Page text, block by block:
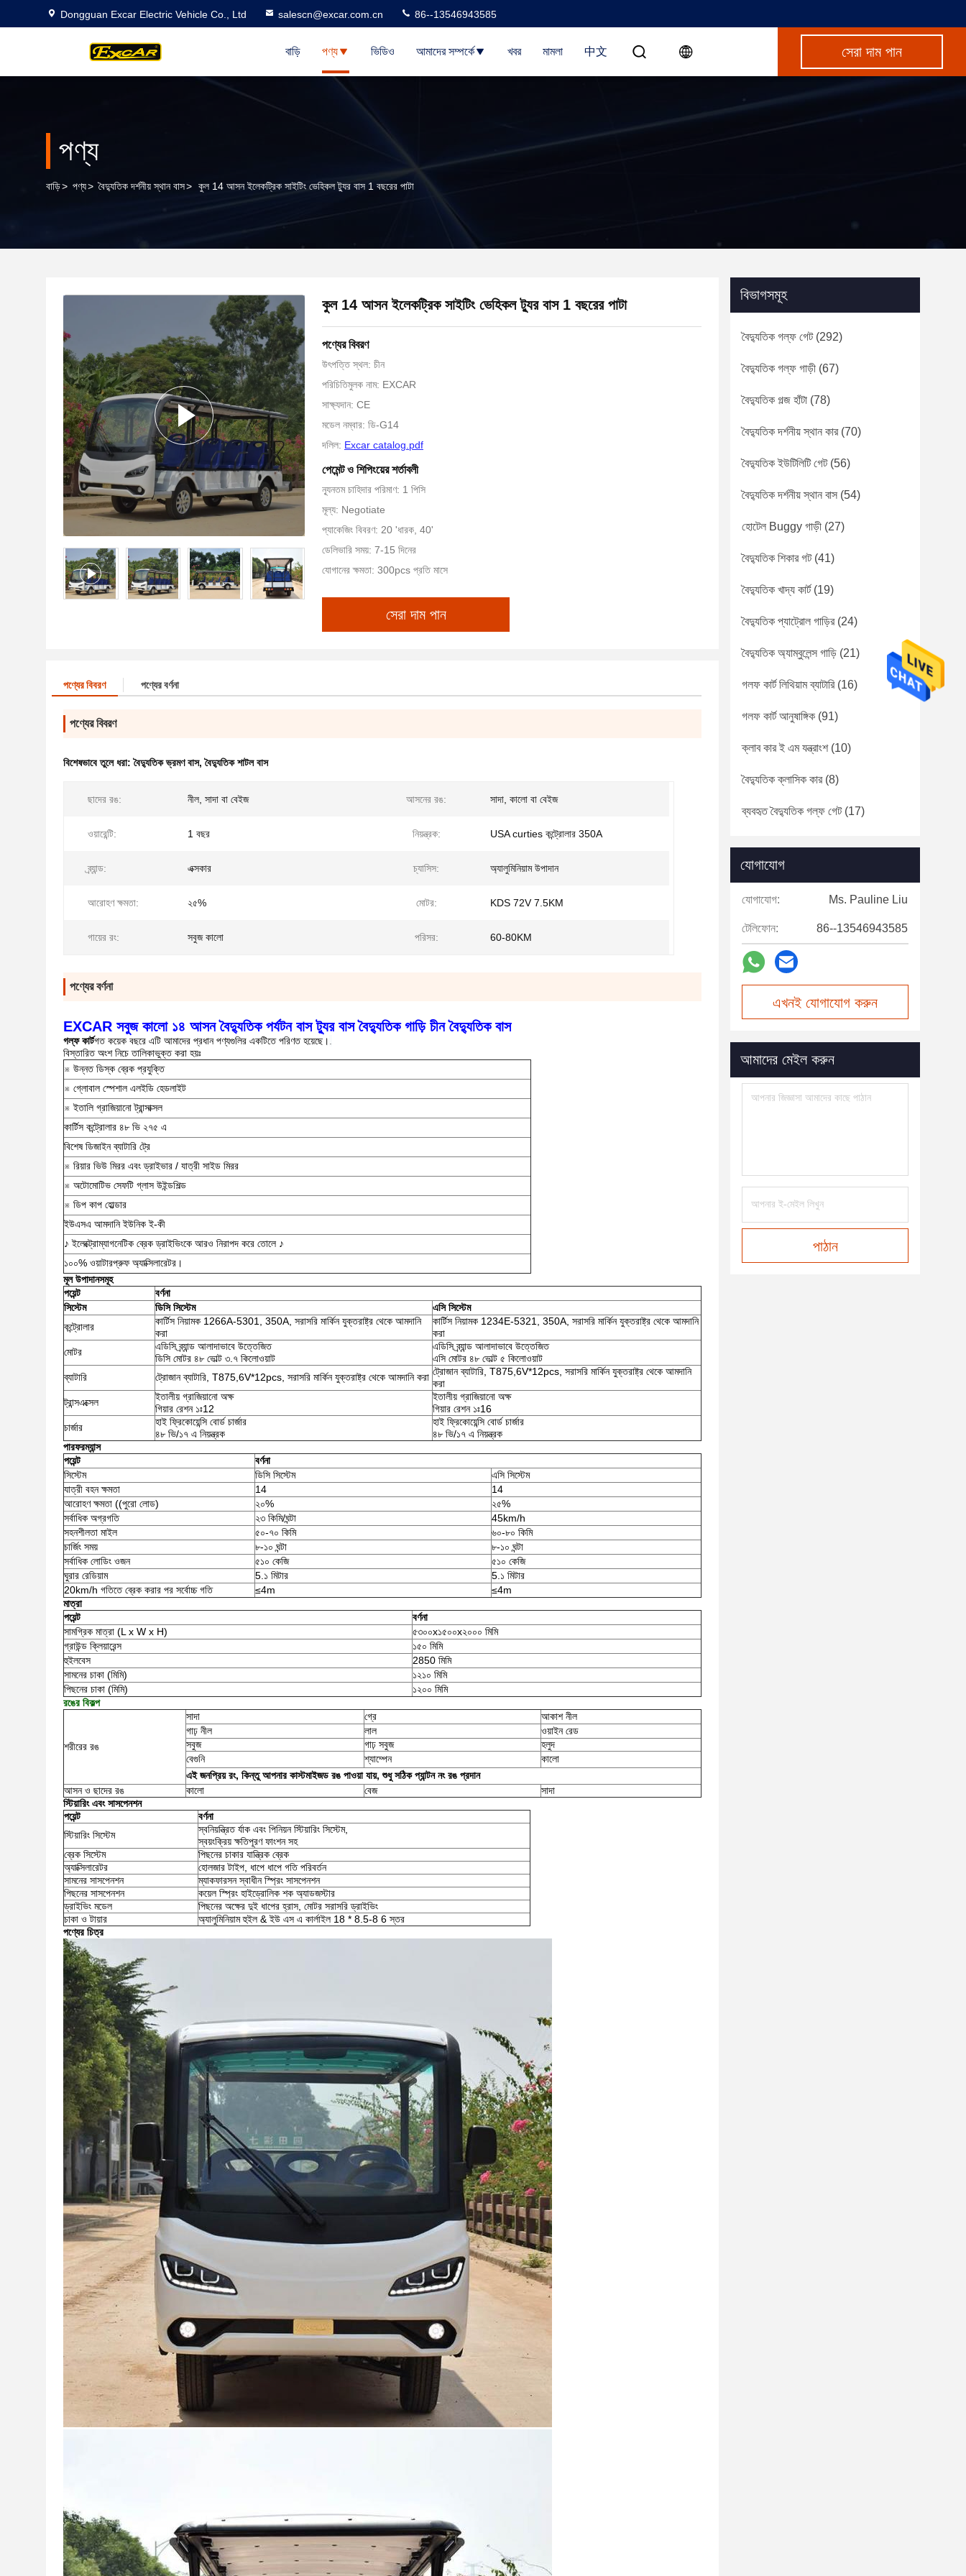
Dongguan Excar Electric Vehicle Co., Ltd salescn@excar.com.cn 86--13546943585
বাড়ি পণ্য ভিডিও আমাদের সম্পর্কে খবর মামলা 中文 সেরা দাম পান
পণ্য
বাড়ি> পণ্য> বৈদ্যুতিক দর্শনীয় স্থান বাস> কুল 14 আসন ইলেকট্রিক সাইটিং ভেহিকল ট্যুর বাস 1 বছরের পাটা
কুল 14 আসন ইলেকট্রিক সাইটিং ভেহিকল ট্যুর বাস 1 বছরের পাটা
পণ্যের বিবরণ
উৎপত্তি স্থল: চীন
পরিচিতিমুলক নাম: EXCAR
সাক্ষ্যদান: CE
মডেল নম্বার: ডি-G14
দলিল: Excar catalog.pdf
পেমেন্ট ও শিপিংয়ের শর্তাবলী
ন্যূনতম চাহিদার পরিমাণ: 1 পিসি
মূল্য: Negotiate
প্যাকেজিং বিবরণ: 20 'ধারক, 40'
ডেলিভারি সময়: 7-15 দিনের
যোগানের ক্ষমতা: 300pcs প্রতি মাসে
সেরা দাম পান
পণ্যের বিবরণ পণ্যের বর্ণনা
পণ্যের বিবরণ
বিশেষভাবে তুলে ধরা:বৈদ্যুতিক ভ্রমণ বাস,বৈদ্যুতিক শাটল বাস
ছাদের রঙ: নীল, সাদা বা বেইজ আসনের রঙ: সাদা, কালো বা বেইজ
ওয়ারেন্টি: 1 বছর নিয়ন্ত্রক: USA curties কন্ট্রোলার 350A
ব্র্যান্ড: এক্সকার চ্যাসিস: অ্যালুমিনিয়াম উপাদান
আরোহণ ক্ষমতা: ২৫% মোটর: KDS 72V 7.5KM
গায়ের রং: সবুজ কালো পরিসর: 60-80KM
পণ্যের বর্ণনা
EXCAR সবুজ কালো ১৪ আসন বৈদ্যুতিক পর্যটন বাস ট্যুর বাস বৈদ্যুতিক গাড়ি চীন বৈদ্যুতিক বাস
গল্ফ কার্টগত কয়েক বছরে এটি আমাদের প্রধান পণ্যগুলির একটিতে পরিণত হয়েছে।
বিস্তারিত অংশ নিচে তালিকাভুক্ত করা হয়ঃ
※ উন্নত ডিস্ক ব্রেক প্রযুক্তি
※ গ্লোবাল স্পেশাল এলইডি হেডলাইট
※ ইতালি গ্রাজিয়ানো ট্রান্সাক্সল
কার্টিস কন্ট্রোলার ৪৮ ভি ২৭৫ এ
বিশেষ ডিজাইন ব্যাটারি ট্রে
※ রিয়ার ভিউ মিরর এবং ড্রাইভার / যাত্রী সাইড মিরর
※ অটোমোটিভ সেফটি গ্লাস উইন্ডশিল্ড
※ ডিপ কাপ হোল্ডার
ইউএসএ আমদানি ইউনিক ই-কী
♪ ইলেক্ট্রোম্যাগনেটিক ব্রেক ড্রাইভিংকে আরও নিরাপদ করে তোলে ♪
১০০% ওয়াটারপ্রুফ অ্যাক্সিলারেটর।
মূল উপাদানসমূহ
পয়েন্ট
বর্ণনা
সিস্টেম
ডিসি সিস্টেম
এসি সিস্টেম
কন্ট্রোলার
কার্টিস নিয়ামক 1266A-5301, 350A, সরাসরি মার্কিন যুক্তরাষ্ট্র থেকে আমদানি
করা
কার্টিস নিয়ামক 1234E-5321, 350A, সরাসরি মার্কিন যুক্তরাষ্ট্র থেকে আমদানি
করা
মোটর
এডিসি ব্র্যান্ড আলাদাভাবে উত্তেজিত
ডিসি মোটর ৪৮ ভোল্ট ৩.৭ কিলোওয়াট
এডিসি ব্র্যান্ড আলাদাভাবে উত্তেজিত
এসি মোটর ৪৮ ভোল্ট ৫ কিলোওয়াট
ব্যাটারি
ট্রোজান ব্যাটারি, T875,6V*12pcs, সরাসরি মার্কিন যুক্তরাষ্ট্র থেকে আমদানি করা ট্রোজান ব্যাটারি, T875,6V*12pcs, সরাসরি মার্কিন যুক্তরাষ্ট্র থেকে আমদানি
করা
ট্রান্সএক্সেল
ইতালীয় গ্রাজিয়ানো অক্ষ
গিয়ার রেশন ১ঃ12
ইতালীয় গ্রাজিয়ানো অক্ষ
গিয়ার রেশন ১ঃ16
চার্জার
হাই ফ্রিকোয়েন্সি বোর্ড চার্জার
৪৮ ভি/১৭ এ নিয়ন্ত্রক
হাই ফ্রিকোয়েন্সি বোর্ড চার্জার
৪৮ ভি/১৭ এ নিয়ন্ত্রক
পারফরম্যান্স
পয়েন্ট
বর্ণনা
সিস্টেম
ডিসি সিস্টেম
এসি সিস্টেম
যাত্রী বহন ক্ষমতা
14
14
আরোহণ ক্ষমতা ((পুরো লোড)
২০%
২৫%
সর্বাধিক অগ্রগতি
২৩ কিমি/ঘন্টা
45km/h
সহনশীলতা মাইল
৫০-৭০ কিমি
৬০-৮০ কিমি
চার্জিং সময়
৮-১০ ঘন্টা
৮-১০ ঘন্টা
সর্বাধিক লোডিং ওজন
৫১০ কেজি
৫১০ কেজি
ঘুরার রেডিয়াম
5.১ মিটার
5.১ মিটার
20km/h গতিতে ব্রেক করার পর সর্বোচ্চ গতি
≤4m
≤4m
মাত্রা
পয়েন্ট
বর্ণনা
সামগ্রিক মাত্রা (L x W x H)
৫৩০০x১৫০০x২০০০ মিমি
গ্রাউন্ড ক্লিয়ারেন্স
১৫০ মিমি
হুইলবেস
2850 মিমি
সামনের চাকা (মিমি)
১২১০ মিমি
পিছনের চাকা (মিমি)
১২০০ মিমি
রঙের বিকল্প
শরীরের রঙ
সাদা গ্রে
আকাশ নীল
গাঢ় নীল
লাল
ওয়াইন রেড
সবুজ
গাঢ় সবুজ
হলুদ
বেগুনি
শ্যাম্পেন
কালো
এই জনপ্রিয় রং, কিন্তু আপনার কাস্টমাইজড রঙ পাওয়া যায়, শুধু সঠিক প্যান্টন নং রঙ প্রদান
আসন ও ছাদের রঙ
কালো বেজ
সাদা
স্টিয়ারিং এবং সাসপেনশন
পয়েন্ট
বর্ণনা
স্টিয়ারিং সিস্টেম
স্বনিয়ন্ত্রিত র্যাক এবং পিনিয়ন স্টিয়ারিং সিস্টেম,
স্বয়ংক্রিয় ক্ষতিপূরণ ফাংশন সহ
ব্রেক সিস্টেম
পিছনের চাকার যান্ত্রিক ব্রেক
অ্যাক্সিলারেটর
হোলজার টাইপ, ধাপে ধাপে গতি পরিবর্তন
সামনের সাসপেনশন
ম্যাকফারসন স্বাধীন স্প্রিং সাসপেনশন
পিছনের সাসপেনশন
কয়েল স্প্রিং হাইড্রোলিক শক অ্যাডজস্টার
ড্রাইভিং মডেল
পিছনের অক্ষের দুই ধাপের হ্রাস, মোটর সরাসরি ড্রাইভিং
চাকা ও টায়ার
অ্যালুমিনিয়াম হুইল & ইউ এস এ কার্লাইল 18 * 8.5-8 6 স্তর
পণ্যের চিত্র
বিভাগসমূহ
বৈদ্যুতিক গল্ফ গেট(292)
বৈদ্যুতিক গল্ফ গাড়ী (67)
বৈদ্যুতিক গল্জ হাঁটা (78)
বৈদ্যুতিক দর্শনীয় স্থান কার(70)
বৈদ্যুতিক ইউটিলিটি গেট(56)
বৈদ্যুতিক দর্শনীয় স্থান বাস (54)
হোটেল Buggy গাড়ী (27)
বৈদ্যুতিক শিকার গট(41)
বৈদ্যুতিক খাদ্য কার্ট(19)
বৈদ্যুতিক প্যাট্রোল গাড়ির(24)
বৈদ্যুতিক অ্যাম্বুলেন্স গাড়ি (21)
গলফ কার্ট লিথিয়াম ব্যাটারি(16)
গলফ কার্ট আনুষাঙ্গিক (91)
ক্লাব কার ই এম যন্ত্রাংশ(10)
বৈদ্যুতিক ক্লাসিক কার(8)
ব্যবহৃত বৈদ্যুতিক গল্ফ গেট(17)
যোগাযোগ
যোগাযোগ: Ms. Pauline Liu
টেলিফোন: 86--13546943585
এখনই যোগাযোগ করুন
আমাদের মেইল করুন
পাঠান